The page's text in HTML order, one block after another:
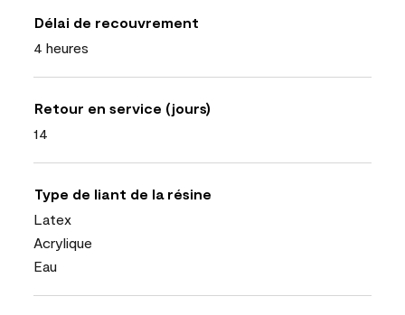
Délai de recouvrement
4 heures
Retour en service (jours)
14
Type de liant de la résine
Latex
Acrylique
Eau